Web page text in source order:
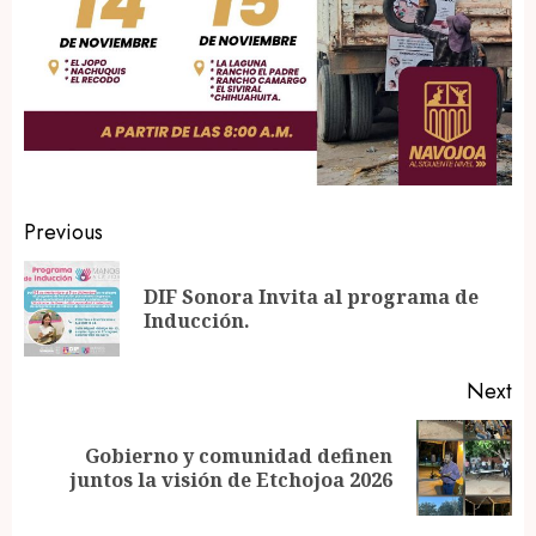
Post
navigation
Previous
DIF Sonora Invita al programa de
Inducción.
Next
post:
Gobierno y comunidad definen
juntos la visión de Etchojoa 2026